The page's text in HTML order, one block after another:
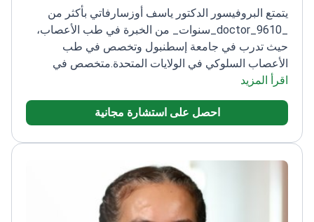
يتمتع البروفيسور الدكتور ياسف أوزسارفاتي بأكثر من
_doctor_9610_سنوات_ من الخبرة في طب الأعصاب،
حيث تدرب في جامعة إسطنبول وتخصص في طب
الأعصاب السلوكي في الولايات المتحدة.متخصص في
الخرف والصرع والصداع
مستشفى فلورنس نايتنجيل منذ عام 2013
اقرأ المزيد
احصل على استشارة مجانية